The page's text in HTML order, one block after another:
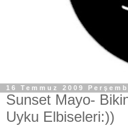
16 Temmuz 2009
Sunset Mayo-
Uyku Elbiseleri:))